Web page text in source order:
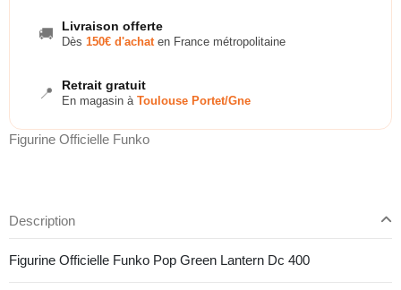
🚚 Livraison offerte
Dès 150€ d'achaten France métropolitaine
📍 Retrait gratuit
En magasin à Toulouse Portet/Gne
Figurine Officielle Funko
Description
Figurine Officielle Funko Pop Green Lantern Dc 400